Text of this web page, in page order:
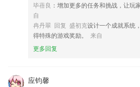
毕蓓良 ：增加更多的任务和挑战，让玩
自
冉丹翠 回复 盛初克设计一个成就系统
得特殊的游戏奖励。
来自
更多回复
应钧馨